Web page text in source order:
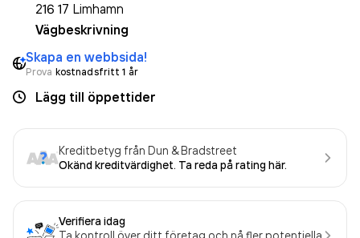
216 17 Limhamn
Vägbeskrivning
Skapa en webbsida!
Prova kostnadsfritt 1 år
Lägg till öppettider
Kreditbetyg från Dun & Bradstreet
Okänd kreditvärdighet. Ta reda på rating här.
Verifiera idag
Ta kontroll över ditt företag och nå fler potentiella